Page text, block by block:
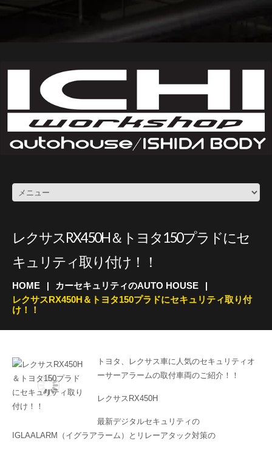
レクサスRX450H＆トヨタ150プラドにセ
キュリティ取り付け！！
HOME
カーセキュリティのAUTO HOUSE
レクサスRX450H＆トヨタ150プラドにセキュリティ取り付
け！！
トヨタ、レクサス車に人気のセキュリティオ
ーサーアラームの取付車両のご紹介！！
レクサスRX450H
最新デジタルセキュリティの
IGLAALARM（イグラアラーム）とリレーアタック対策の